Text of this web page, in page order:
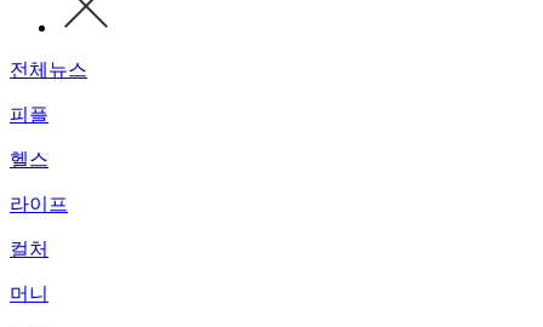
전체뉴스
피플
헬스
라이프
컬처
머니